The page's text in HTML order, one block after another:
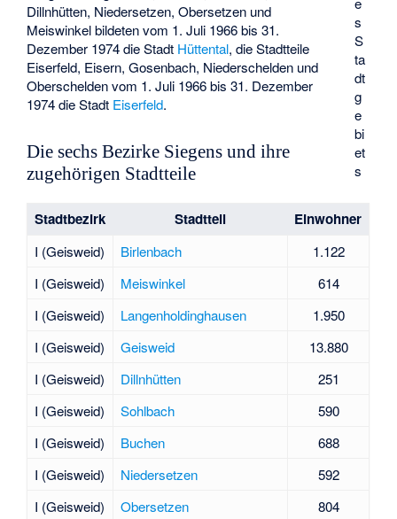
s
S
ta
dt
g
e
bi
et
s
Dillnhütten, Niedersetzen, Obersetzen und
Meiswinkel bildeten vom 1. Juli 1966 bis 31.
Dezember 1974 die Stadt Hüttental, die Stadtteile
Eiserfeld, Eisern, Gosenbach, Niederschelden und
Oberschelden vom 1. Juli 1966 bis 31. Dezember
1974 die Stadt Eiserfeld.
Die sechs Bezirke Siegens und ihre
zugehörigen Stadtteile
Stadtbezirk Stadtteil Einwohner
I (Geisweid) Birlenbach
1.122
I (Geisweid)
Meiswinkel
614
I (Geisweid)
Langenholdinghausen
1.950
I (Geisweid)
Geisweid
13.880
I (Geisweid)
Dillnhütten
251
I (Geisweid)
Sohlbach
590
I (Geisweid)
Buchen
688
I (Geisweid)
Niedersetzen
592
I (Geisweid)
Obersetzen
804